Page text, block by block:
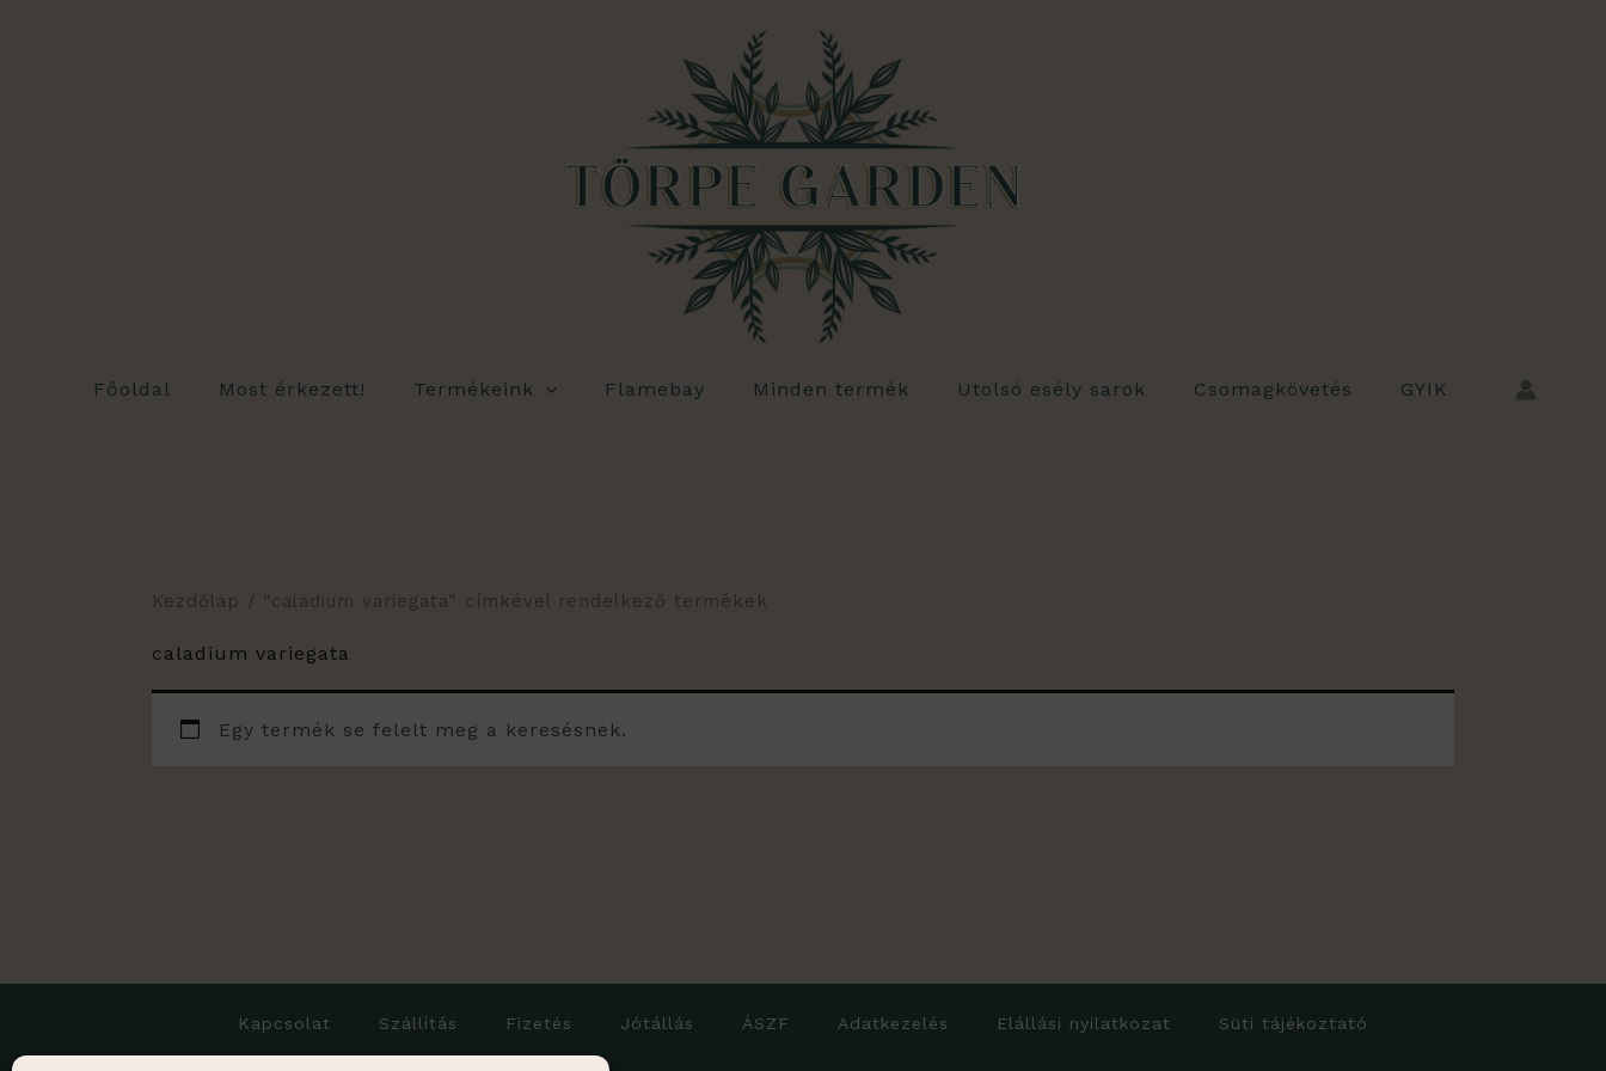
Főoldal Most érkezett! Termékeink Flamebay Minden termék Utolsó esély sarok Csomagkövetés GYIK
Kezdőlap / “caladium variegata” címkével rendelkező termékek
caladium variegata
Egy termék se felelt meg a keresésnek.
Kapcsolat Szállítás Fizetés Jótállás ÁSZF Adatkezelés Elállási nyilatkozat Süti tájékoztató